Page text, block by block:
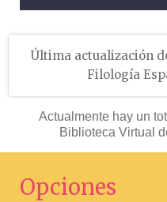
Última actualización
Filología
Actualmente hay un
Biblioteca Virtual
Opciones